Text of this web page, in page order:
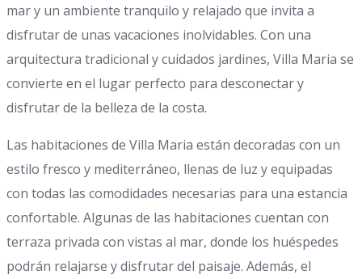
mar y un ambiente tranquilo y relajado que invita a
disfrutar de unas vacaciones inolvidables. Con una
arquitectura tradicional y cuidados jardines, Villa Maria se
convierte en el lugar perfecto para desconectar y
disfrutar de la belleza de la costa.
Las habitaciones de Villa Maria están decoradas con un
estilo fresco y mediterráneo, llenas de luz y equipadas
con todas las comodidades necesarias para una estancia
confortable. Algunas de las habitaciones cuentan con
terraza privada con vistas al mar, donde los huéspedes
podrán relajarse y disfrutar del paisaje. Además, el